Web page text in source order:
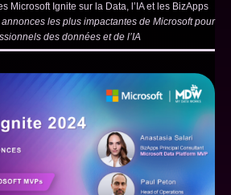
Microsoft Ignite sur la Data, l’IA et les BizApps
les plus impactantes de Microsoft pour
des données et de l’IA